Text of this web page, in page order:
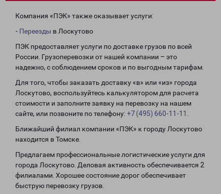
Компания «ПЭК» также оказывает услуги:
- Переезды в Лоскутово
ПЭК предоставляет услуги по доставке грузов по всей
России. Грузоперевозки от нашей компании – это
надежно, с соблюдением сроков и по выгодным тарифам.
Для того, чтобы заказать доставку «в» или «из» города
Лоскутово, воспользуйтесь калькулятором для расчета
стоимости и заполните заявку на перевозку на нашем
сайте, или позвоните по телефону: +7 (495) 660-11-11
Ближайший филиал компании «ПЭК» к городу Лоскутово
находится в Томске.
Предлагаем профессиональные логистические услуги для
города Лоскутово. Деловая активность обеспечивается 2
филиалами. Хорошее состояние дорог обеспечивает
быструю перевозку грузов.